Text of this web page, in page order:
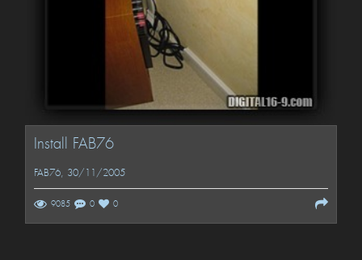
Install FAB76
FAB76, 30/11/2005
9085 0 0